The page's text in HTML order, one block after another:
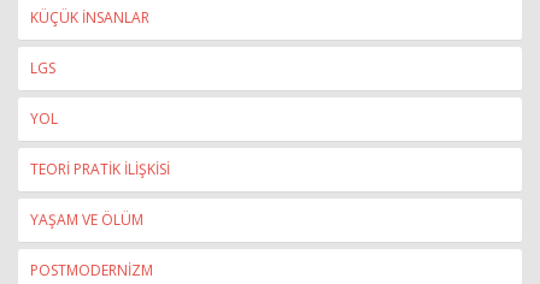
KÜÇÜK İNSANLAR
LGS
YOL
TEORİ PRATİK İLİŞKİSİ
YAŞAM VE ÖLÜM
POSTMODERNİZM